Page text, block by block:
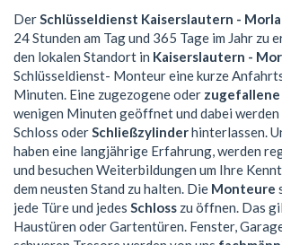
DerSchlüsseldienst Kaiserslautern -
24 Stunden am Tag und 365 Tage im Jahr zu
den lokalen Standort in Kaiserslautern -
Schlüsseldienst- Monteur eine kurze
Minuten. Eine zugezogene oder zugefallene
wenigen Minuten geöffnet und dabei werden
Schloss oderSchließzylinderhinterlassen.
haben eine langjährige Erfahrung, werden
und besuchen Weiterbildungen um Ihre
dem neusten Stand zu halten. Die Monteure
jede Türe und jedes Schloss zu öffnen. Das
Haustüren oder Gartentüren. Fenster,